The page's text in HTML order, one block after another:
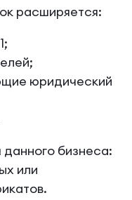
расширяется:
юридический
бизнеса:
или